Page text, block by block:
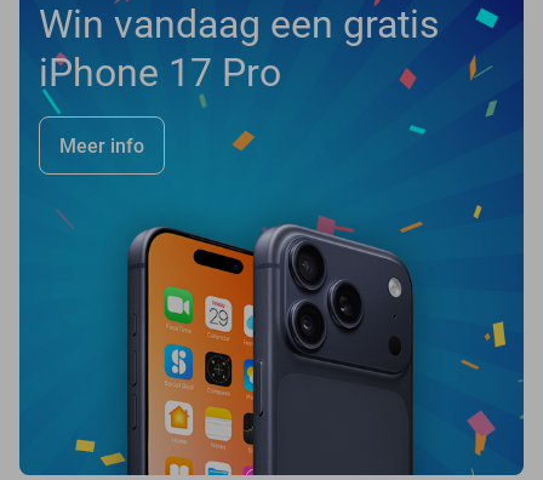
Win vandaag een gratis
iPhone 17 Pro
Meer info